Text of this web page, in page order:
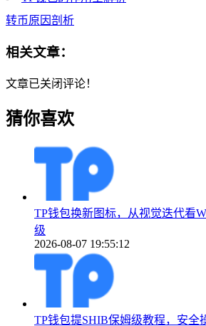
转币原因剖析
相关文章：
文章已关闭评论！
猜你喜欢
TP钱包换新图标，从视觉迭代看
级
2026-08-07 19:55:12
TP钱包提SHIB保姆级教程，安全